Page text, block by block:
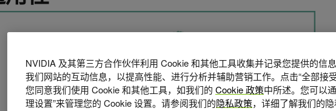
NVIDIA 及其第三方合作伙伴利用 Cookie 和其他工具收集并记录您提供的信
我们网站的互动信息，以提高性能、进行分析并辅助营销工作。点击“全部接
您同意我们使用 Cookie 和其他工具，如我们的 Cookie 政策中所述。您可以
理设置”来管理您的 Cookie 设置。请参阅我们的隐私政策，详细了解我们的